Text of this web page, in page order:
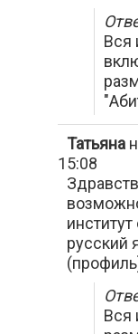
Вся
Татьяна
15:08
русский
Вся